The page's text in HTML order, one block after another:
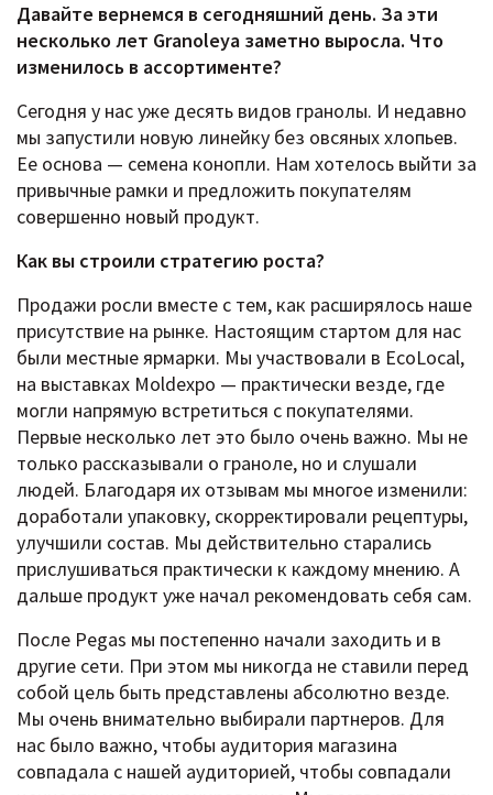
Давайте вернемся в сегодняшний день. За эти
несколько лет Granoleya заметно выросла. Что
изменилось в ассортименте?
Сегодня у нас уже десять видов гранолы. И недавно
мы запустили новую линейку без овсяных хлопьев.
Ее основа — семена конопли. Нам хотелось выйти за
привычные рамки и предложить покупателям
совершенно новый продукт.
Как вы строили стратегию роста?
Продажи росли вместе с тем, как расширялось наше
присутствие на рынке. Настоящим стартом для нас
были местные ярмарки. Мы участвовали в EcoLocal,
на выставках Moldexpo — практически везде, где
могли напрямую встретиться с покупателями.
Первые несколько лет это было очень важно. Мы не
только рассказывали о граноле, но и слушали
людей. Благодаря их отзывам мы многое изменили:
доработали упаковку, скорректировали рецептуры,
улучшили состав. Мы действительно старались
прислушиваться практически к каждому мнению. А
дальше продукт уже начал рекомендовать себя сам.
После Pegas мы постепенно начали заходить и в
другие сети. При этом мы никогда не ставили перед
собой цель быть представлены абсолютно везде.
Мы очень внимательно выбирали партнеров. Для
нас было важно, чтобы аудитория магазина
совпадала с нашей аудиторией, чтобы совпадали